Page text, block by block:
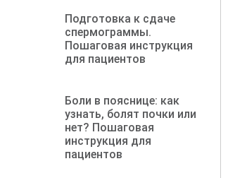
Подготовка к сдаче
спермограммы.
Пошаговая инструкция
для пациентов
Боли в пояснице: как
узнать, болят почки или
нет? Пошаговая
инструкция для
пациентов